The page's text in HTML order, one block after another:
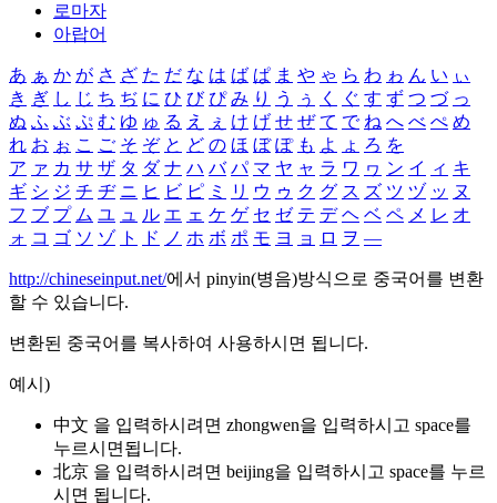
로마자
아랍어
あ ぁ か が さ ざ た だ な は ば ぱ ま や ゃ ら わ ゎ ん い ぃ
き ぎ し じ ち ぢ に ひ び ぴ み り う ぅ く ぐ す ず つ づ っ
ぬ ふ ぶ ぷ む ゆ ゅ る え ぇ け げ せ ぜ て で ね へ べ ぺ め
れ お ぉ こ ご そ ぞ と ど の ほ ぼ ぽ も よ ょ ろ を
ア ァ カ サ ザ タ ダ ナ ハ バ パ マ ヤ ャ ラ ワ ヮ ン イ ィ キ
ギ シ ジ チ ヂ ニ ヒ ビ ピ ミ リ ウ ゥ ク グ ス ズ ツ ヅ ッ ヌ
フ ブ プ ム ユ ュ ル エ ェ ケ ゲ セ ゼ テ デ ヘ ベ ペ メ レ オ
ォ コ ゴ ソ ゾ ト ド ノ ホ ボ ポ モ ヨ ョ ロ ヲ ―
http://chineseinput.net/에서 pinyin(병음)방식으로 중국어를 변환
할 수 있습니다.
변환된 중국어를 복사하여 사용하시면 됩니다.
예시)
中文 을 입력하시려면 zhongwen을 입력하시고 space를
누르시면됩니다.
北京 을 입력하시려면 beijing을 입력하시고 space를 누르
시면 됩니다.